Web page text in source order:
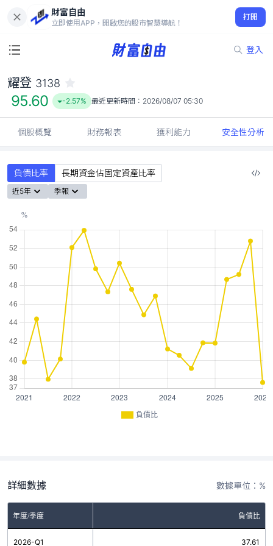
財富自由
立即使用APP，開啟您的股市智慧導航！
打開
登入
95.60
-2.57%
耀登 3138
95.60 -2.57% 最近更新時間： 2026/08/07 05:30
個股概覽 財務報表 獲利能力 安全性分析
負債比率 長期資金佔固定資產比率
近5年 季報
負債比
詳細數據 數據單位：%
年度/季度 負債比
2026-Q1 37.61